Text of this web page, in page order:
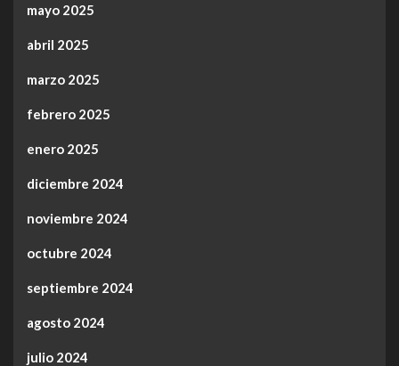
mayo 2025
abril 2025
marzo 2025
febrero 2025
enero 2025
diciembre 2024
noviembre 2024
octubre 2024
septiembre 2024
agosto 2024
julio 2024